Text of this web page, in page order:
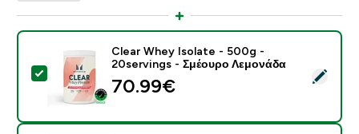
Select this product - Clear Whey Isolate - 500g -
Clear Whey Isolate - 500g -
20servings - Σμέουρο Λεμονάδα
70.99€‎